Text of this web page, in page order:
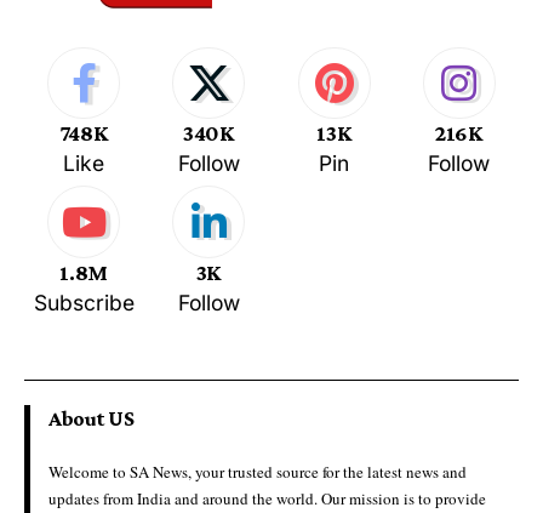
748K
Like
340K
Follow
13K
Pin
216K
Follow
1.8M
Subscribe
3K
Follow
About US
Welcome to SA News, your trusted source for the latest news and
updates from India and around the world. Our mission is to provide